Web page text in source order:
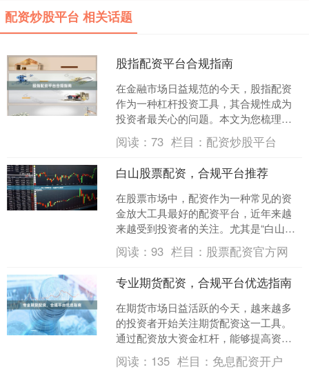
配资炒股平台 相关话题
股指配资平台合规指南
在金融市场日益规范的今天，股指配资
作为一种杠杆投资工具，其合规性成为
投资者最关心的问题。本文为您梳理股
指配资平台的合规要点，助您安全参与
市场投资。 ## 一、识....
阅读：73 栏目： 配资炒股平台
白山股票配资，合规平台推荐
在股票市场中，配资作为一种常见的资
金放大工具最好的配资平台，近年来越
来越受到投资者的关注。尤其是“白山股
票配资”这一关键词，代表了投资者对特
定地区或特定服务模式....
阅读：93 栏目： 股票配资官方网
专业期货配资，合规平台优选指南
在期货市场日益活跃的今天，越来越多
的投资者开始关注期货配资这一工具。
通过配资放大资金杠杆，能够提高资金
使用效率，但同时也伴随着更高的风
险。对于投资者而言最好的配....
阅读： 135 栏目： 免息配资开户